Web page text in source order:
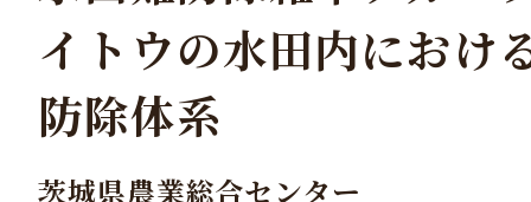
イトウの水田内におけ
防除体系
茨城県農業総合センター